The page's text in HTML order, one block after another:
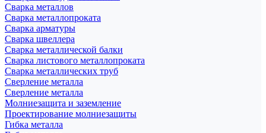
Сварка металлов
Сварка металлопроката
Сварка арматуры
Сварка швеллера
Сварка металлической балки
Сварка листового металлопроката
Сварка металлических труб
Сверление металла
Сверление металла
Молниезащита и заземление
Проектирование молниезащиты
Гибка металла